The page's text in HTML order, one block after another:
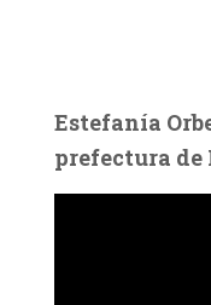
Estefanía
prefectura de